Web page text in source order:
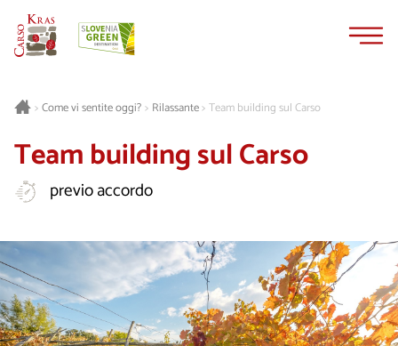
>Come vi sentite oggi?> Rilassante>Team building sul Carso
Team building sul Carso
previo accordo